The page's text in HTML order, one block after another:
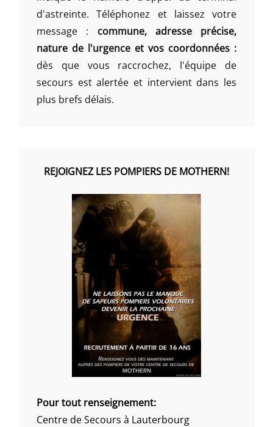
d'astreinte. Téléphonez et laissez votre
message : commune, adresse précise,
nature de l'urgence et vos coordonnées :
dès que vous raccrochez, l'équipe de
secours est alertée et intervient dans les
plus brefs délais.
REJOIGNEZ LES POMPIERS DE MOTHERN!
Pour tout renseignement:
Centre de Secours à Lauterbourg